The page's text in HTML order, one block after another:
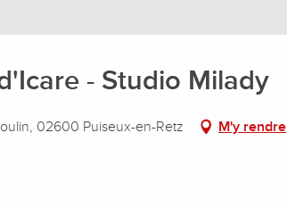
- Studio Milady
02600 Puiseux-en-Retz M'y rendre